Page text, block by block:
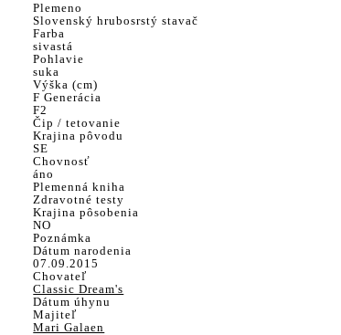
Plemeno
Slovenský hrubosrstý stavač
Farba
sivastá
Pohlavie
suka
Výška (cm)
F Generácia
F2
Čip / tetovanie
Krajina pôvodu
SE
Chovnosť
áno
Plemenná kniha
Zdravotné testy
Krajina pôsobenia
NO
Poznámka
Dátum narodenia
07.09.2015
Chovateľ
Classic Dream's
Dátum úhynu
Majiteľ
Mari Galaen